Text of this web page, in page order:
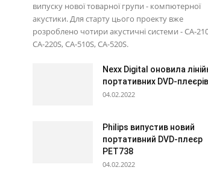
випуску нової товарної групи - компютерної
акустики. Для старту цього проекту вже
розроблено чотири акустичні системи - CA-
CA-220S, CA-510S, CA-520S.
Nexx Digital оновила
портативних DVD-плеєрів
04.02.2022
Philips випустив новий
портативний DVD-плеєр
PET738
04.02.2022